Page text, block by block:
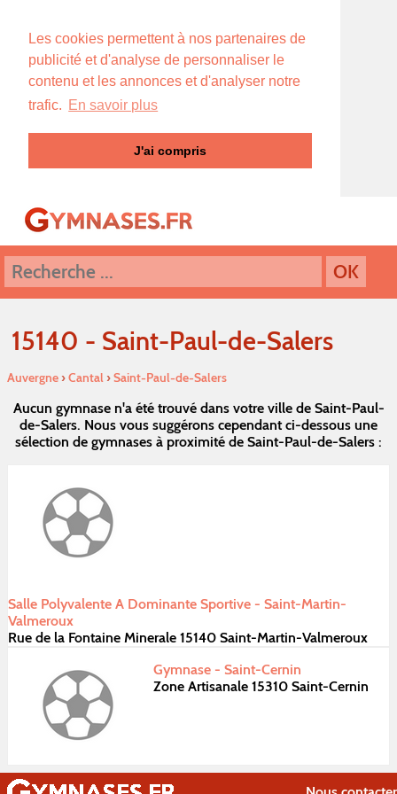
Les cookies permettent à nos partenaires de
publicité et d'analyse de personnaliser le
contenu et les annonces et d'analyser notre
trafic. En savoir plus
J'ai compris
15140 - Saint-Paul-de-Salers
Auvergne›Cantal›Saint-Paul-de-Salers
Aucun gymnase n'a été trouvé dans votre ville de Saint-Paul-
de-Salers. Nous vous suggérons cependant ci-dessous une
sélection de gymnases à proximité de Saint-Paul-de-Salers :
Salle Polyvalente A Dominante Sportive - Saint-Martin-
Valmeroux
Rue de la Fontaine Minerale 15140 Saint-Martin-Valmeroux
Gymnase - Saint-Cernin
Zone Artisanale 15310 Saint-Cernin